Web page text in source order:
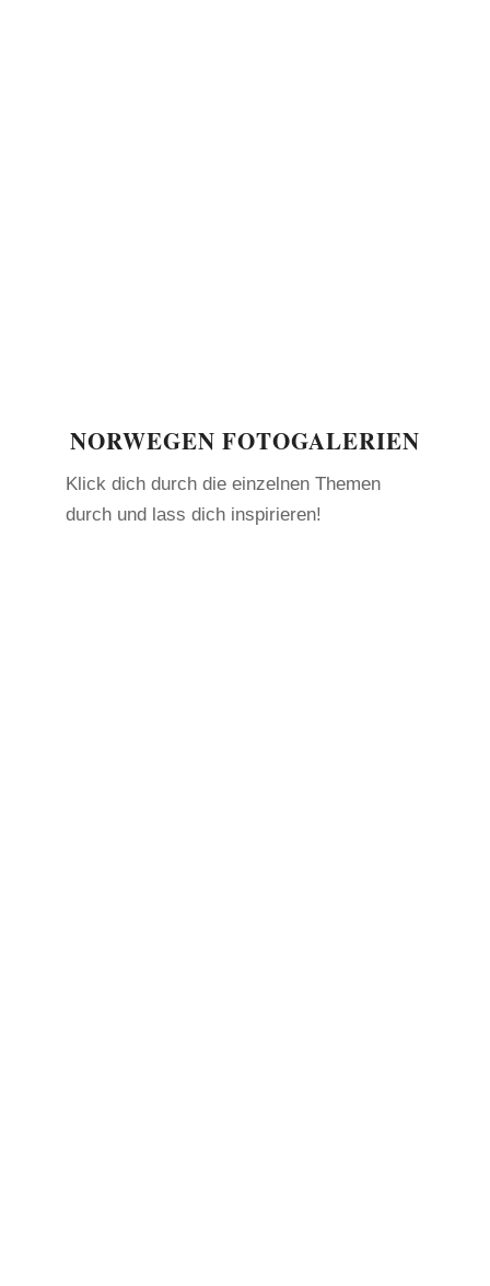
NORWEGEN FOTOGALERIEN
Klick dich durch die einzelnen Themen
durch und lass dich inspirieren!